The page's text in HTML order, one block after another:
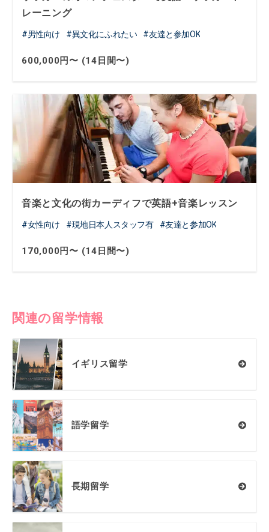
レーニング
男性向け 異文化にふれたい 友達と参加OK
600,000円〜 (14日間〜)
音楽と文化の街カーディフで英語+音楽レッスン
女性向け 現地日本人スタッフ有 友達と参加OK
170,000円〜 (14日間〜)
関連の留学情報
イギリス留学
語学留学
長期留学